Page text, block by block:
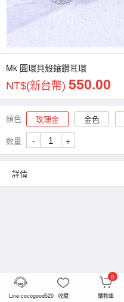
1
Mk 圓環貝殼鑲鑽耳環
NT$(新台幣) 550.00
顔色 玫瑰金 金色
数量
- +
詳情
Line:cocogood520 收藏
0
購物車